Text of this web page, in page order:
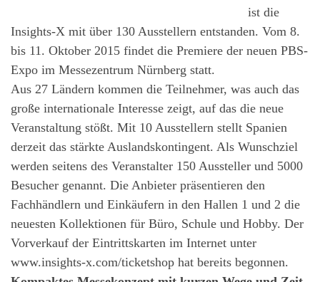
ist die
Insights-X mit über 130 Ausstellern entstanden. Vom 8.
bis 11. Oktober 2015 findet die Premiere der neuen PBS-
Expo im Messezentrum Nürnberg statt.
Aus 27 Ländern kommen die Teilnehmer, was auch das
große internationale Interesse zeigt, auf das die neue
Veranstaltung stößt. Mit 10 Ausstellern stellt Spanien
derzeit das stärkte Auslandskontingent. Als Wunschziel
werden seitens des Veranstalter 150 Aussteller und 5000
Besucher genannt. Die Anbieter präsentieren den
Fachhändlern und Einkäufern in den Hallen 1 und 2 die
neuesten Kollektionen für Büro, Schule und Hobby. Der
Vorverkauf der Eintrittskarten im Internet unter
www.insights-x.com/ticketshop hat bereits begonnen.